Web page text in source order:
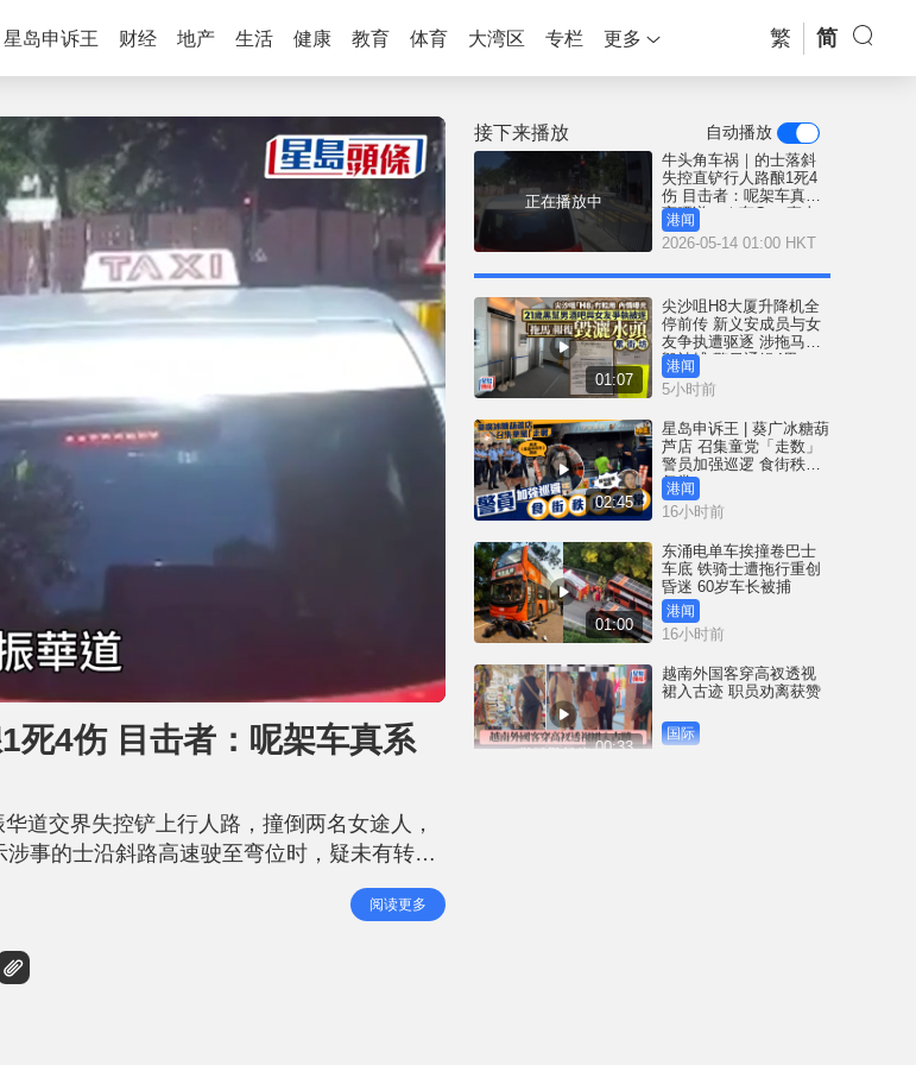
星岛申诉王 财经 地产 生活 健康 教育 体育 大湾区 专栏 更多 繁 简
死4伤 目击者：呢架车真系
道交界失控铲上行人路，撞倒两名女途人，
事的士沿斜路高速驶至弯位时，疑未有转
的车辆当时因红灯停在彩霞道及振华道交界
，的士驶至弯位时，疑未有根据路线指示右
阅读更多
接下来播放 自动播放
正在播放中
牛头角车祸｜的士落斜
失控直铲行人路酿1死4
伤 目击者：呢架车真系
离晒谱！｜车Cam直击
港闻
2026-05-14 01:00 HKT
01:07
尖沙咀H8大厦升降机全
停前传 新义安成员与女
友争执遭驱逐 涉拖马刑
毁被捕 警另通缉4男
港闻
5小时前
02:45
星岛申诉王 | 葵广冰糖葫
芦店 召集童党「走数」
警员加强巡逻 食街秩序
复常
港闻
16小时前
01:00
东涌电单车挨撞卷巴士
车底 铁骑士遭拖行重创
昏迷 60岁车长被捕
港闻
16小时前
00:33
越南外国客穿高衩透视
裙入古迹 职员劝离获赞
国际